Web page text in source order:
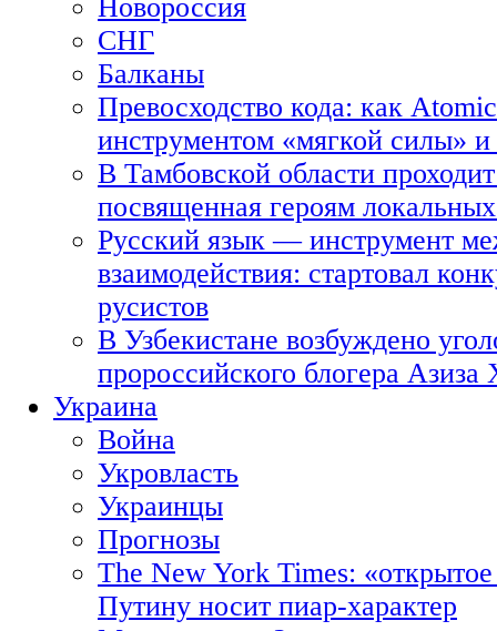
Новороссия
СНГ
Балканы
Превосходство кода: как
инструментом «мягкой силы» и
В Тамбовской области
посвященная героям
Русский язык — инструмент
взаимодействия: стартовал
русистов
В Узбекистане возбуждено
пророссийского блогера Азиза
Украина
Война
Укровласть
Украинцы
Прогнозы
The New York Times:
Путину носит пиар-характер